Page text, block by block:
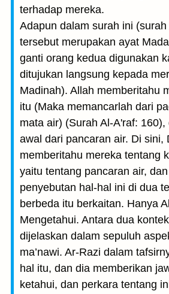
terhadap mereka.
Adapun dalam surah ini
tersebut merupakan ayat
ganti orang kedua digunakan
ditujukan langsung kepada
Madinah). Allah memberitahu
itu (Maka memancarlah dari
mata air) (Surah Al-A'raf:
awal dari pancaran air. Di sini,
memberitahu mereka tentang
yaitu tentang pancaran air,
penyebutan hal-hal ini di dua
berbeda itu berkaitan. Hanya
Mengetahui. Antara dua
dijelaskan dalam sepuluh
ma’nawi. Ar-Razi dalam
hal itu, dan dia memberikan
ketahui, dan perkara tentang